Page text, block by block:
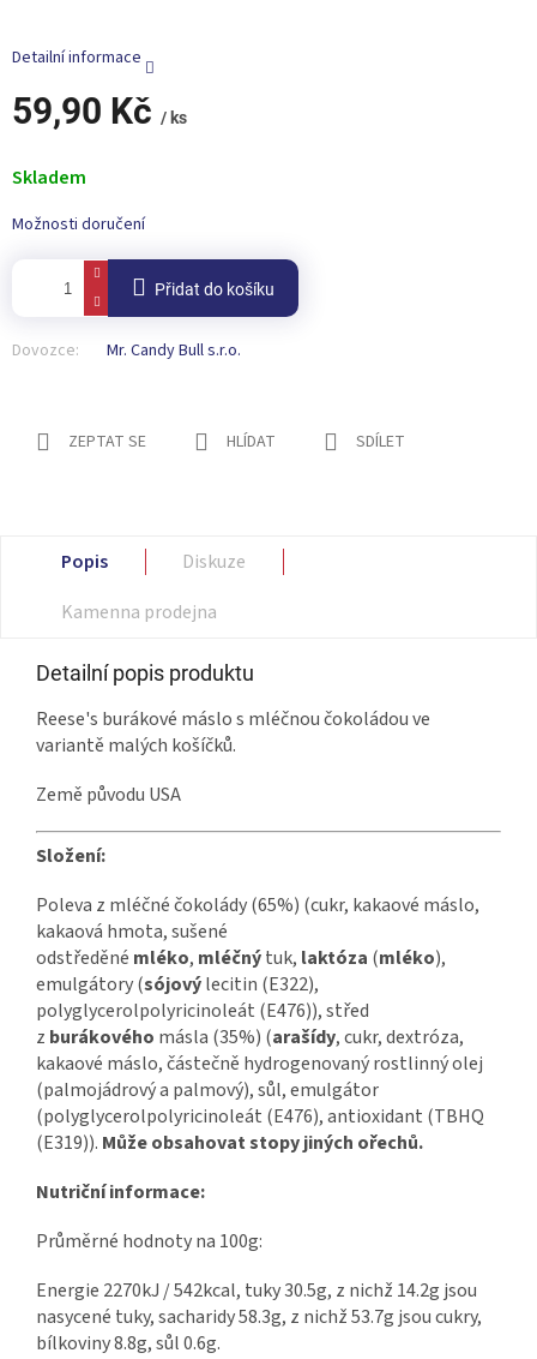
59,90 Kč / ks
cena:
Skladem
Možnosti doručení
Přidat do košíku
Dovozce: Mr. Candy Bull s.r.o.
Detailní informace
ZEPTAT SE HLÍDAT SDÍLET
Popis
Diskuze
Kamenna prodejna
Detailní popis produktu
Reese's burákové máslo s mléčnou čokoládou ve
variantě malých košíčků.
Země původu USA
Složení:
Poleva z mléčné čokolády (65%) (cukr, kakaové máslo,
kakaová hmota, sušené
odstředěné mléko, mléčnýtuk, laktóza (mléko),
emulgátory (sójovýlecitin (E322),
polyglycerolpolyricinoleát (E476)), střed
z burákového másla (35%) (arašídy, cukr, dextróza,
kakaové máslo, částečně hydrogenovaný rostlinný olej
(palmojádrový a palmový), sůl, emulgátor
(polyglycerolpolyricinoleát (E476), antioxidant (TBHQ
(E319)). Může obsahovat stopy jiných ořechů.
Nutriční informace:
Průměrné hodnoty na 100g:
Energie 2270kJ / 542kcal, tuky 30.5g, z nichž 14.2g jsou
nasycené tuky, sacharidy 58.3g, z nichž 53.7g jsou cukry,
bílkoviny 8.8g, sůl 0.6g.